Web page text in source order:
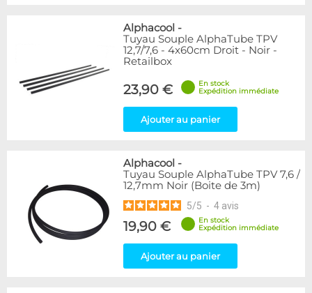
Alphacool -
Tuyau Souple AlphaTube TPV
12,7/7,6 - 4x60cm Droit - Noir -
Retailbox
23,90 €
En stock
Expédition immédiate
Ajouter au panier
Alphacool -
Tuyau Souple AlphaTube TPV 7,6 /
12,7mm Noir (Boite de 3m)
5/5 - 4 avis
19,90 €
En stock
Expédition immédiate
Ajouter au panier